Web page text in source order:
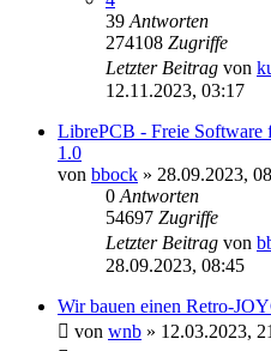
39 Antworten
274108 Zugriffe
Letzter Beitrag von
12.11.2023, 03:17
LibrePCB - Freie Software
1.0
von bbock » 28.09.2023,
0 Antworten
54697 Zugriffe
Letzter Beitrag von
28.09.2023, 08:45
Wir bauen einen Retro-
von wnb » 12.03.2023,